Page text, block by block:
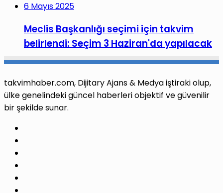
6 Mayıs 2025
Meclis Başkanlığı seçimi için takvim
belirlendi: Seçim 3 Haziran'da yapılacak
takvimhaber.com, Dijitary Ajans & Medya iştiraki olup,
ülke genelindeki güncel haberleri objektif ve güvenilir
bir şekilde sunar.